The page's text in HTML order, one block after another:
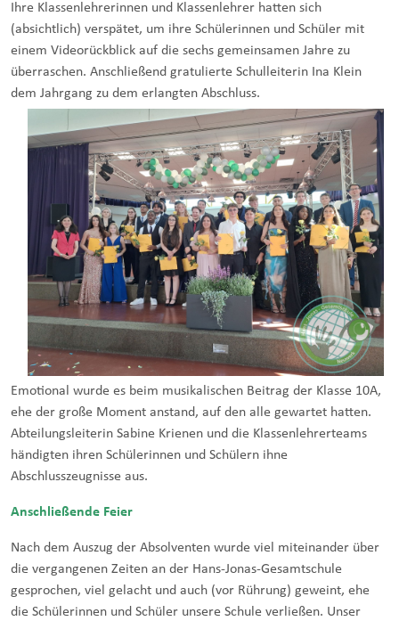
Ihre Klassenlehrerinnen und Klassenlehrer hatten sich
(absichtlich) verspätet, um ihre Schülerinnen und Schüler mit
einem Videorückblick auf die sechs gemeinsamen Jahre zu
überraschen. Anschließend gratulierte Schulleiterin Ina Klein
dem Jahrgang zu dem erlangten Abschluss.
Emotional wurde es beim musikalischen Beitrag der Klasse 10A,
ehe der große Moment anstand, auf den alle gewartet hatten.
Abteilungsleiterin Sabine Krienen und die Klassenlehrerteams
händigten ihren Schülerinnen und Schülern ihne
Abschlusszeugnisse aus.
Anschließende Feier
Nach dem Auszug der Absolventen wurde viel miteinander über
die vergangenen Zeiten an der Hans-Jonas-Gesamtschule
gesprochen, viel gelacht und auch (vor Rührung) geweint, ehe
die Schülerinnen und Schüler unsere Schule verließen. Unser